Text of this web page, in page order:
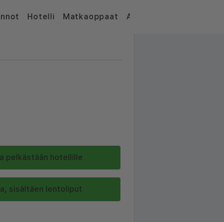
Hotelli Matkaoppaat Artikkelit
pelkästään hotellille
sisältäen lentoliput